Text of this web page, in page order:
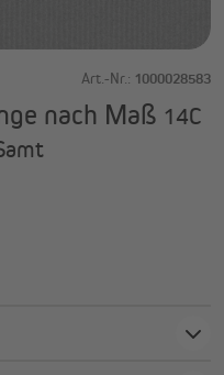
Art.-Nr.: 1000028583
nach Maß 14C